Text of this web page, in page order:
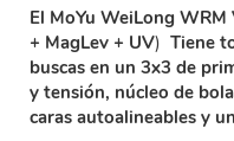
El MoYu WeiLong
+ MagLev + UV) Tiene
buscas en un 3x3 de
y tensión, núcleo de
caras autoalineables y